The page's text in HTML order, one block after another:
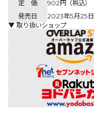
定 価
902円（税込）
発売日
2023年5月25日
▼ 取り扱いショップ